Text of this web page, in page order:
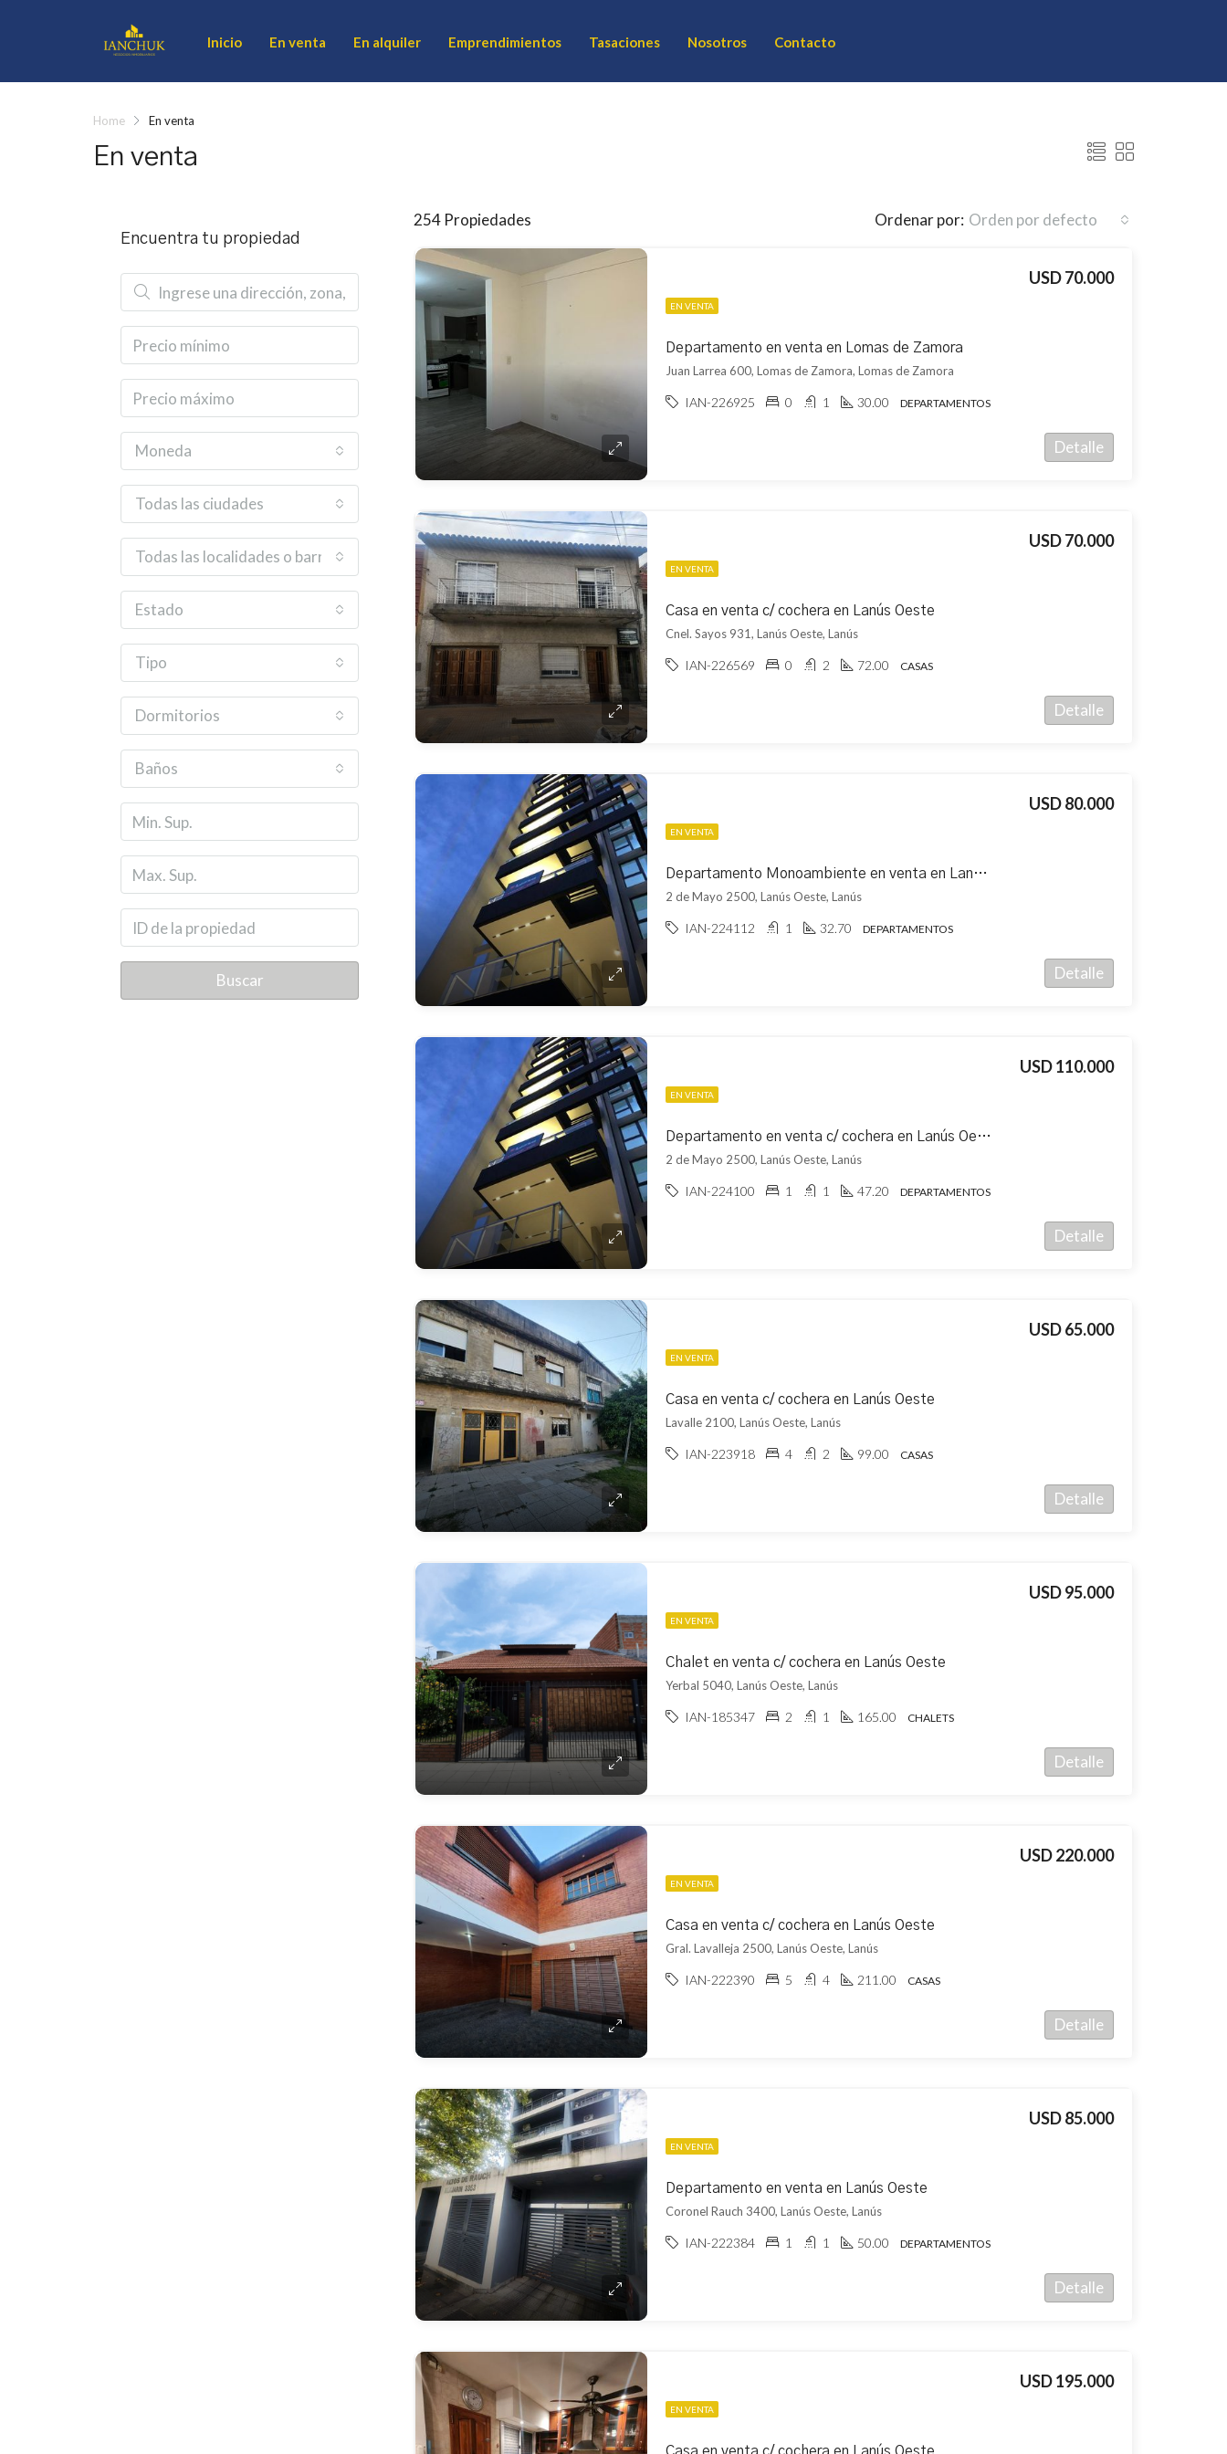
Inicio En venta En alquiler Emprendimientos Tasaciones Nosotros Contacto
Home En venta
En venta
254 Propiedades Ordenar por: Orden por defecto
EN VENTA
Departamento en venta en Lomas de Zamora
USD 70.000
Juan Larrea 600, Lomas de Zamora, Lomas de Zamora
IAN-226925 0 1 30.00 DEPARTAMENTOS
Detalle
EN VENTA
Casa en venta c/ cochera en Lanús Oeste
USD 70.000
Cnel. Sayos 931, Lanús Oeste, Lanús
IAN-226569 0 2 72.00 CASAS
Detalle
EN VENTA
Departamento Monoambiente en venta en Lanús Oeste
USD 80.000
2 de Mayo 2500, Lanús Oeste, Lanús
IAN-224112 1 32.70 DEPARTAMENTOS
Detalle
EN VENTA
Departamento en venta c/ cochera en Lanús Oeste
USD 110.000
2 de Mayo 2500, Lanús Oeste, Lanús
IAN-224100 1 1 47.20 DEPARTAMENTOS
Detalle
EN VENTA
Casa en venta c/ cochera en Lanús Oeste
USD 65.000
Lavalle 2100, Lanús Oeste, Lanús
IAN-223918 4 2 99.00 CASAS
Detalle
EN VENTA
Chalet en venta c/ cochera en Lanús Oeste
USD 95.000
Yerbal 5040, Lanús Oeste, Lanús
IAN-185347 2 1 165.00 CHALETS
Detalle
EN VENTA
Casa en venta c/ cochera en Lanús Oeste
USD 220.000
Gral. Lavalleja 2500, Lanús Oeste, Lanús
IAN-222390 5 4 211.00 CASAS
Detalle
EN VENTA
Departamento en venta en Lanús Oeste
USD 85.000
Coronel Rauch 3400, Lanús Oeste, Lanús
IAN-222384 1 1 50.00 DEPARTAMENTOS
Detalle
EN VENTA
USD 195.000
Encuentra tu propiedad
Moneda
Todas las ciudades
Todas las localidades o barrios
Estado
Tipo
Dormitorios
Baños
Buscar